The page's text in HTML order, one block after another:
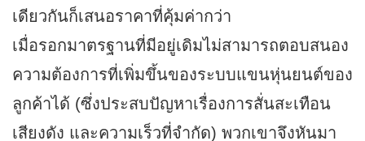
เดียวกันก็เสนอราคาที่คุ้มค่ากว่า
เมื่อรอกมาตรฐานที่มีอยู่เดิมไม่สามารถตอบสนอง
ความต้องการที่เพิ่มขึ้นของระบบแขนหุ่นยนต์ของ
ลูกค้าได้ (ซึ่งประสบปัญหาเรื่องการสั่นสะเทือน
เสียงดัง และความเร็วที่จำกัด) พวกเขาจึงหันมา